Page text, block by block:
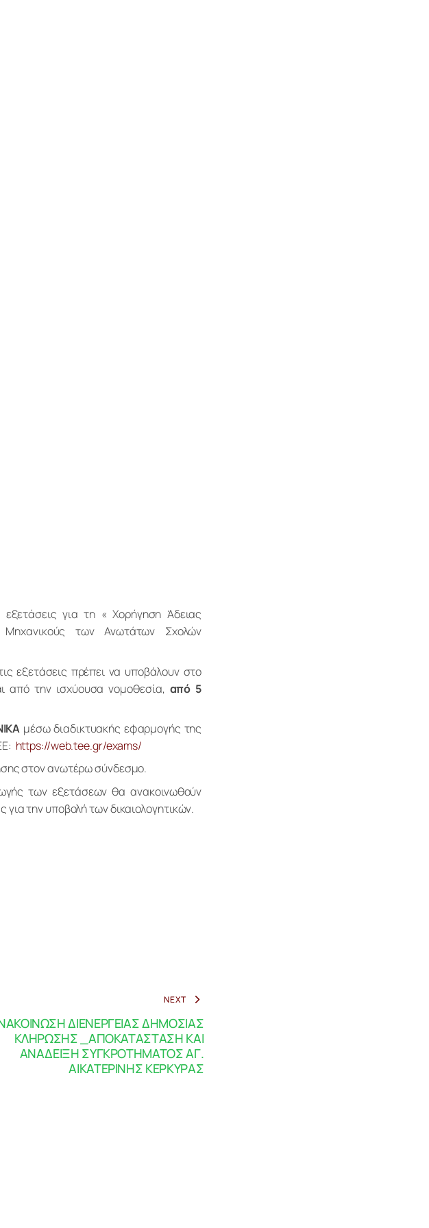
εξετάσεις για τη « Χορήγηση Άδειας
των Ανωτάτων Σχολών
εξετάσεις πρέπει να υποβάλουν στο
από την ισχύουσα νομοθεσία, από 5
μέσω διαδικτυακής εφαρμογής της
https://web.tee.gr/exams/
στον ανωτέρω σύνδεσμο.
των εξετάσεων θα ανακοινωθούν
την υποβολή των δικαιολογητικών.
NEXT
ΔΙΕΝΕΡΓΕΙΑΣ ΔΗΜΟΣΙΑΣ
ΚΛΗΡΩΣΗΣ _ΑΠΟΚΑΤΑΣΤΑΣΗ ΚΑΙ
ΑΝΑΔΕΙΞΗ ΣΥΓΚΡΟΤΗΜΑΤΟΣ ΑΓ.
ΑΙΚΑΤΕΡΙΝΗΣ ΚΕΡΚΥΡΑΣ